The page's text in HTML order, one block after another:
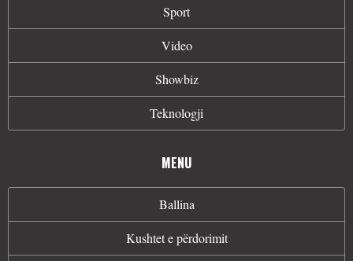
Sport
Video
Showbiz
Teknologji
MENU
Ballina
Kushtet e përdorimit